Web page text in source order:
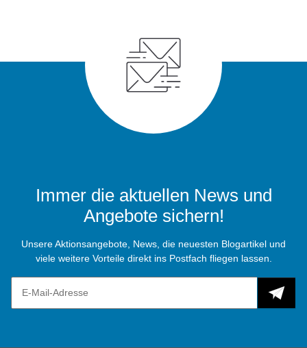
Immer die aktuellen News und
Angebote sichern!
Unsere Aktionsangebote, News, die neuesten Blogartikel und
viele weitere Vorteile direkt ins Postfach fliegen lassen.